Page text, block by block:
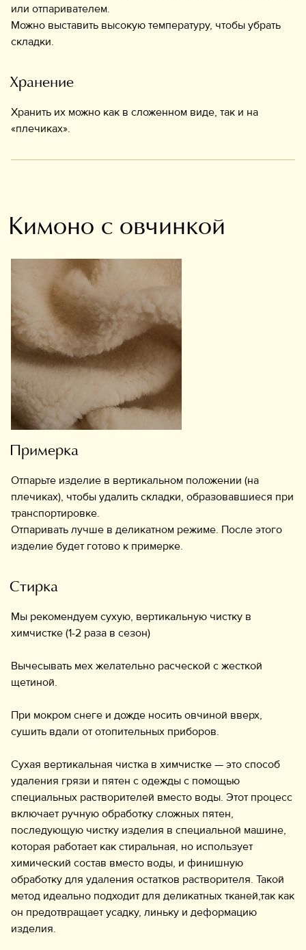
или отпаривателем.
Можно выставить высокую температуру, чтобы убрать
складки.
Хранение
Хранить их можно как в сложенном виде, так и на
«плечиках».
Кимоно с овчинкой
Примерка
Отпарьте изделие в вертикальном положении (на
плечиках), чтобы удалить складки, образовавшиеся при
транспортировке.
Отпаривать лучше в деликатном режиме. После этого
изделие будет готово к примерке.
Стирка
Мы рекомендуем сухую, вертикальную чистку в
химчистке (1-2 раза в сезон)
Вычесывать мех желательно расческой с жесткой
щетиной.
При мокром снеге и дожде носить овчиной вверх,
cушить вдали от отопительных приборов.
Сухая вертикальная чистка в химчистке — это способ
удаления грязи и пятен с одежды с помощью
специальных растворителей вместо воды. Этот процесс
включает ручную обработку сложных пятен,
последующую чистку изделия в специальной машине,
которая работает как стиральная, но использует
химический состав вместо воды, и финишную
обработку для удаления остатков растворителя. Такой
метод идеально подходит для деликатных тканей,так как
он предотвращает усадку, линьку и деформацию
изделия.